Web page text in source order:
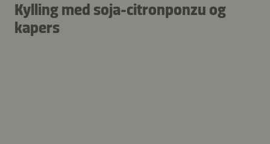
Kylling med soja-citronponzu og
kapers